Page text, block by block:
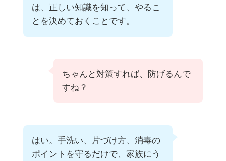
は、正しい知識を知って、やるこ
とを決めておくことです。
ちゃんと対策すれば、防げるんで
すね？
はい。手洗い、片づけ方、消毒の
ポイントを守るだけで、家族にう